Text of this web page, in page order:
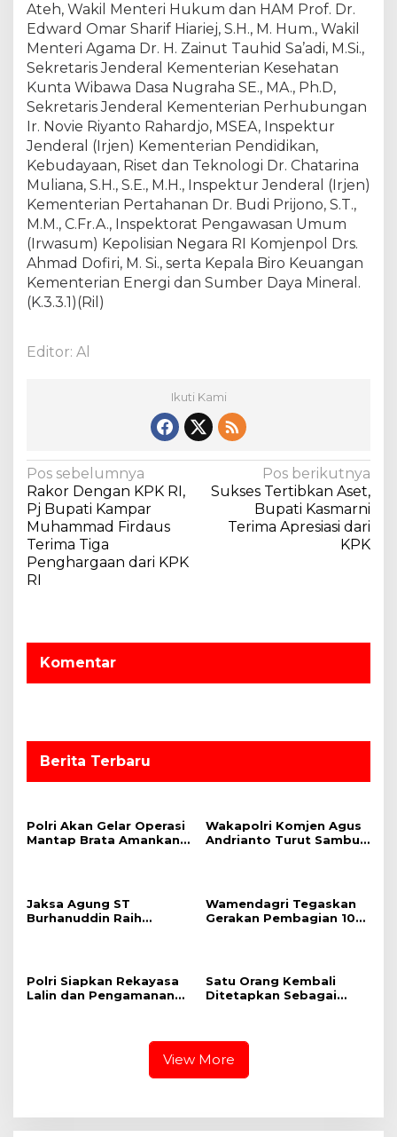
r
i
n
h
P
u
s
a
t
(
L
K
P
P
)
Ateh, Wakil Menteri Hukum dan HAM Prof. Dr.
Edward Omar Sharif Hiariej, S.H., M. Hum., Wakil
Menteri Agama Dr. H. Zainut Tauhid Sa’adi, M.Si.,
Sekretaris Jenderal Kementerian Kesehatan
Kunta Wibawa Dasa Nugraha SE., MA., Ph.D,
Sekretaris Jenderal Kementerian Perhubungan
Ir. Novie Riyanto Rahardjo, MSEA, Inspektur
Jenderal (Irjen) Kementerian Pendidikan,
Kebudayaan, Riset dan Teknologi Dr. Chatarina
Muliana, S.H., S.E., M.H., Inspektur Jenderal (Irjen)
Kementerian Pertahanan Dr. Budi Prijono, S.T.,
M.M., C.Fr.A., Inspektorat Pengawasan Umum
(Irwasum) Kepolisian Negara RI Komjenpol Drs.
Ahmad Dofiri, M. Si., serta Kepala Biro Keuangan
Kementerian Energi dan Sumber Daya Mineral.
(K.3.3.1)(Ril)
Editor: Al
Ikuti Kami
N
a
v
i
g
i
p
Pos sebelumnya
Rakor Dengan KPK RI,
Pj Bupati Kampar
Muhammad Firdaus
Terima Tiga
Penghargaan dari KPK
RI
Pos berikutnya
Sukses Tertibkan Aset,
Bupati Kasmarni
Terima Apresiasi dari
KPK
Komentar
Berita Terbaru
Polri Akan Gelar Operasi
Mantap Brata Amankan
Wakapolri Komjen Agus
Andrianto Turut Sambut
Jaksa Agung ST
Burhanuddin Raih
Wamendagri Tegaskan
Gerakan Pembagian 10
Polri Siapkan Rekayasa
Lalin dan Pengamanan
Satu Orang Kembali
Ditetapkan Sebagai
PT Sendawar Jaya
View More